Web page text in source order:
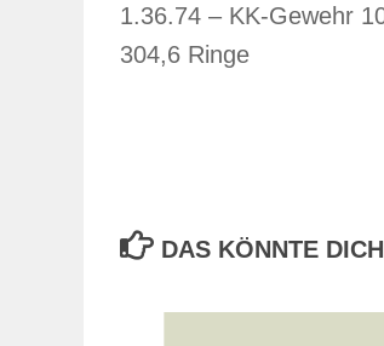
1.36.74 – KK-Gewehr
304,6 Ringe
DAS KÖNNTE